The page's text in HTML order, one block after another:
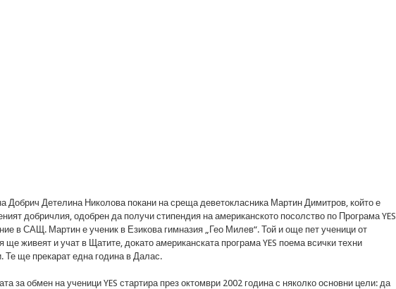
Добрич Детелина Николова покани на среща деветокласника Мартин Димитров, който е
добричлия, одобрен да получи стипендия на американското посолство по Програма YES
в САЩ. Мартин е ученик в Езикова гимназия „Гео Милев“. Той и още пет ученици от
ще живеят и учат в Щатите, докато американската програма YES поема всички техни
Те ще прекарат една година в Далас.
за обмен на ученици YES стартира през октомври 2002 година с няколко основни цели: да